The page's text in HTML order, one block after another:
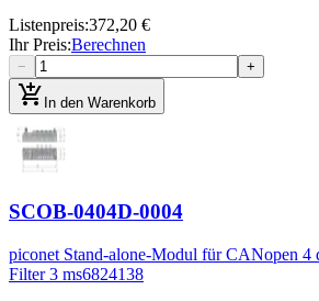
Listenpreis:372,20 €
Ihr Preis:Berechnen
− +
add_shopping_cart In den Warenkorb
SCOB-0404D-0004
piconet Stand-alone-Modul für CANopen 4
Filter 3 ms6824138